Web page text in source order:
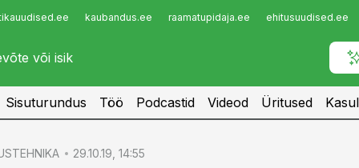
kaubandus.ee raamatupidaja.ee ehitusuudised.ee
Infopank
Sisuturundus Töö Podcastid Videod Üritused
29.10.19, 14:55